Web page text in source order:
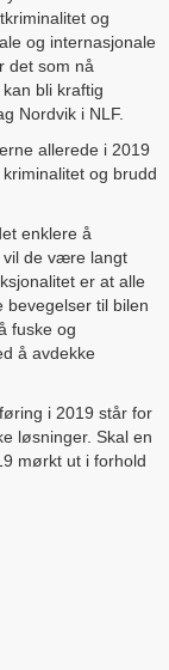
og
og internasjonale
det som nå
bli kraftig
Nordvik i NLF.
allerede i 2019
og brudd
enklere å
vil de være langt
er at alle
bevegelser til bilen
fuske og
å avdekke
i 2019 står for
løsninger. Skal en
mørkt ut i forhold